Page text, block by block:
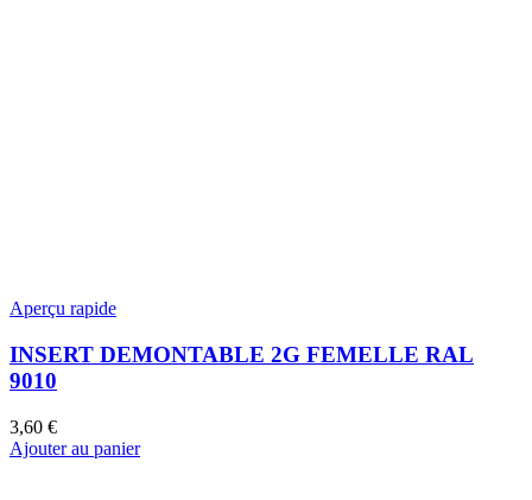
Aperçu rapide
INSERT DEMONTABLE 2G FEMELLE RAL
9010
3,60 €
Ajouter au panier